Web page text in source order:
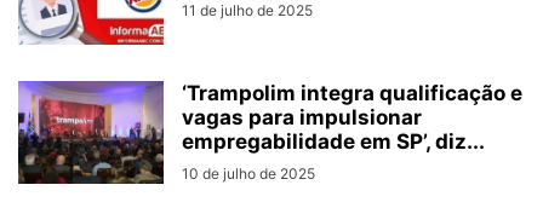
11 de julho de 2025
‘Trampolim integra qualificação e
vagas para impulsionar
empregabilidade em SP’, diz...
10 de julho de 2025